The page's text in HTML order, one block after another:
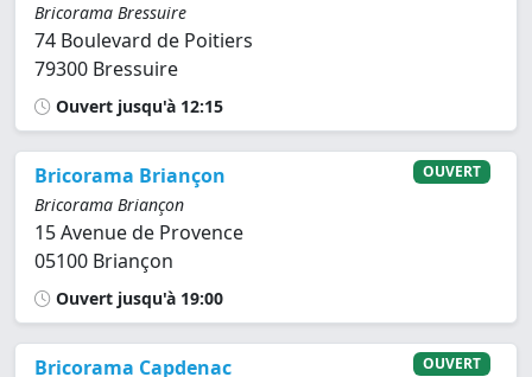
Bricorama Bressuire
74 Boulevard de Poitiers
79300 Bressuire
Ouvert jusqu'à 12:15
Bricorama Briançon
Bricorama Briançon
15 Avenue de Provence
05100 Briançon
OUVERT
Ouvert jusqu'à 19:00
Bricorama Capdenac OUVERT